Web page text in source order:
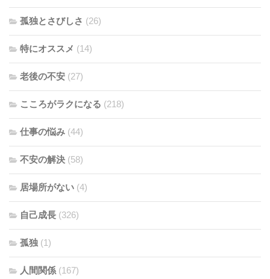
孤独とさびしさ (26)
特にオススメ (14)
老後の不安 (27)
こころがラクになる (218)
仕事の悩み (44)
不安の解決 (58)
居場所がない (4)
自己成長 (326)
孤独 (1)
人間関係 (167)